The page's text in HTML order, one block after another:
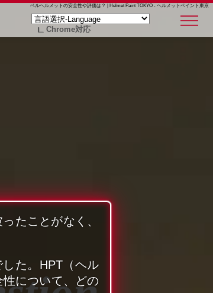
ベルヘルメットの安全性や評価は？ | Helmet Paint TOKYO - ヘルメットペイント東京
Chrome対応
たことがなく、
た。HPT（ヘル
について、どの